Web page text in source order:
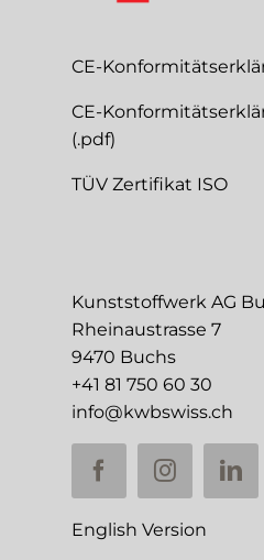
CE-
CE-
(.pdf)
TÜV Zertifikat ISO
Kunststoffwerk AG
Rheinaustrasse 7
9470 Buchs
+41 81 750 60 30
info@kwbswiss.ch
English Version